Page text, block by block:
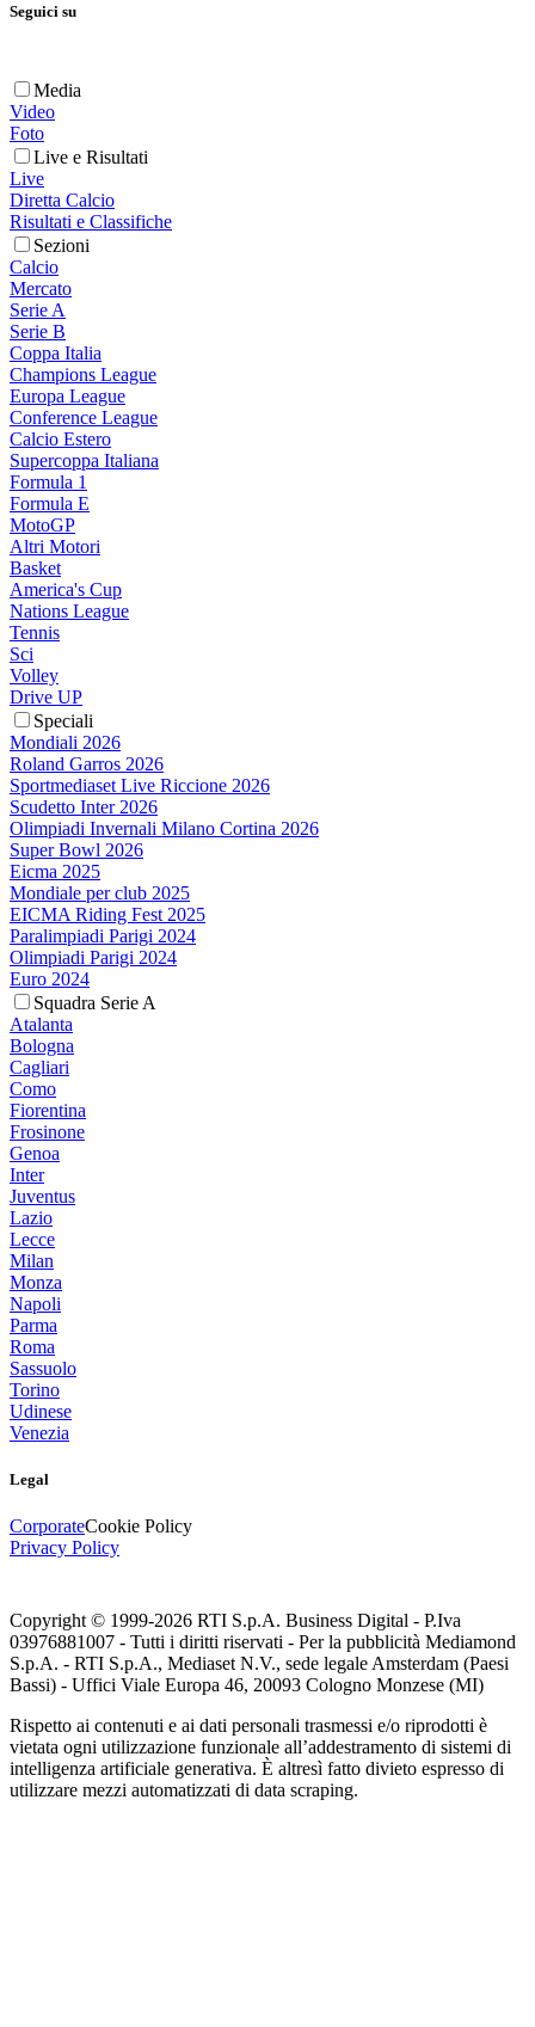
Seguici su
Media
Video
Foto
Live e Risultati
Live
Diretta Calcio
Risultati e Classifiche
Sezioni
Calcio
Mercato
Serie A
Serie B
Coppa Italia
Champions League
Europa League
Conference League
Calcio Estero
Supercoppa Italiana
Formula 1
Formula E
MotoGP
Altri Motori
Basket
America's Cup
Nations League
Tennis
Sci
Volley
Drive UP
Speciali
Mondiali 2026
Roland Garros 2026
Sportmediaset Live Riccione 2026
Scudetto Inter 2026
Olimpiadi Invernali Milano Cortina 2026
Super Bowl 2026
Eicma 2025
Mondiale per club 2025
EICMA Riding Fest 2025
Paralimpiadi Parigi 2024
Olimpiadi Parigi 2024
Euro 2024
Squadra Serie A
Atalanta
Bologna
Cagliari
Como
Fiorentina
Frosinone
Genoa
Inter
Juventus
Lazio
Lecce
Milan
Monza
Napoli
Parma
Roma
Sassuolo
Torino
Udinese
Venezia
Legal
CorporateCookie Policy
Privacy Policy
Copyright © 1999-2026 RTI S.p.A. Business Digital - P.Iva
03976881007 - Tutti i diritti riservati - Per la pubblicità Mediamond
S.p.A. - RTI S.p.A., Mediaset N.V., sede legale Amsterdam (Paesi
Bassi) - Uffici Viale Europa 46, 20093 Cologno Monzese (MI)
Rispetto ai contenuti e ai dati personali trasmessi e/o riprodotti è
vietata ogni utilizzazione funzionale all’addestramento di sistemi di
intelligenza artificiale generativa. È altresì fatto divieto espresso di
utilizzare mezzi automatizzati di data scraping.